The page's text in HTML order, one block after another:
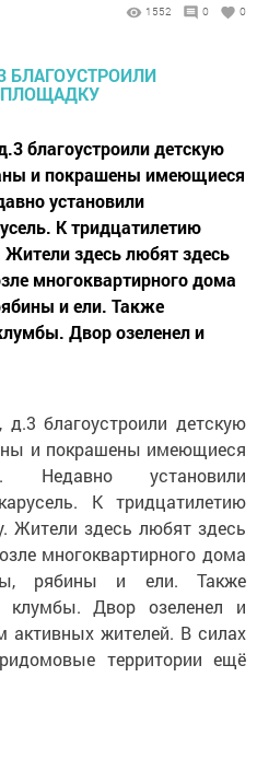
1552 0 0
благоустроили детскую
и покрашены имеющиеся
установили
К тридцатилетию
здесь любят здесь
многоквартирного дома
и ели. Также
Двор озеленел и
благоустроили детскую
и покрашены имеющиеся
Недавно установили
К тридцатилетию
Жители здесь любят здесь
многоквартирного дома
рябины и ели. Также
клумбы. Двор озеленел и
активных жителей. В силах
территории ещё